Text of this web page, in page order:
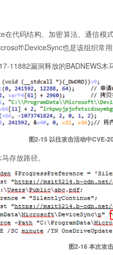
在代码结构、加密算法、通信模
也是该组织常
11882漏洞释放的BADNEWS木
图2‑15 以往攻击活动中CVE-
存放路径。
图2‑16 本次攻